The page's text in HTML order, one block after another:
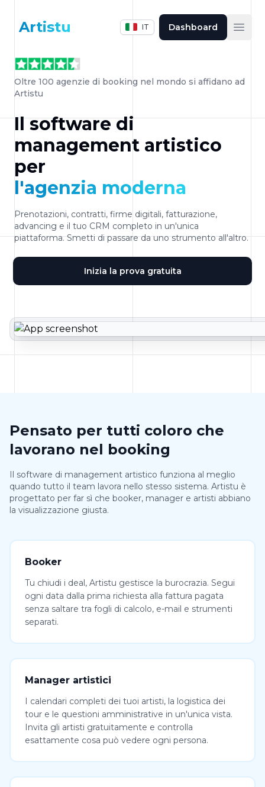
Artistu IT Dashboard
Apri
Oltre 100 agenzie di booking nel mondo si affidano ad
Artistu
Il software di
management artistico
per
l'agenzia moderna
Prenotazioni, contratti, firme digitali, fatturazione,
advancing e il tuo CRM completo in un'unica
piattaforma. Smetti di passare da uno strumento all'altro.
Inizia la prova gratuita
Pensato per tutti coloro che
lavorano nel booking
Il software di management artistico funziona al meglio
quando tutto il team lavora nello stesso sistema. Artistu è
progettato per far sì che booker, manager e artisti abbiano
la visualizzazione giusta.
Booker
Tu chiudi i deal, Artistu gestisce la burocrazia. Segui
ogni data dalla prima richiesta alla fattura pagata
senza saltare tra fogli di calcolo, e-mail e strumenti
separati.
Manager artistici
I calendari completi dei tuoi artisti, la logistica dei
tour e le questioni amministrative in un'unica vista.
Invita gli artisti gratuitamente e controlla
esattamente cosa può vedere ogni persona.